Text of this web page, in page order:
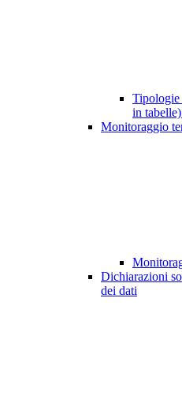
Tipologie
in tabelle)
Monitoraggio
Dichiarazioni
dei dati